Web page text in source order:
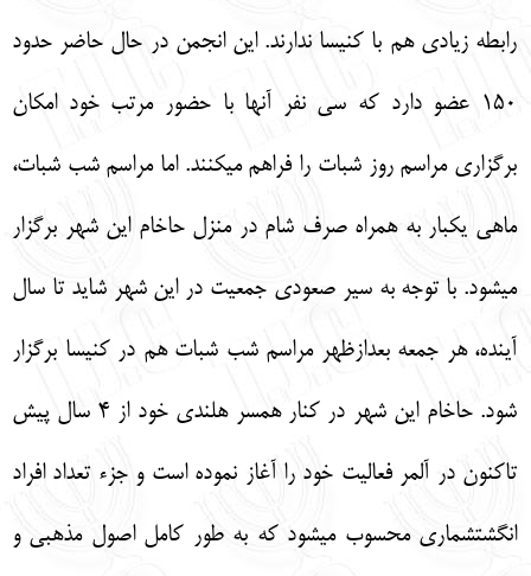
رابطه زيادي هم با كنيسا ندارند. اين انجمن در حال حاضر حدود
150 عضو دارد كه سي نفر آنها با حضور مرتب خود امكان
برگزاري مراسم روز شبات را فراهم مي‏كنند. اما مراسم شب شبات،
ماهي يك‏بار به همراه صرف شام در منزل حاخام اين شهر برگزار
مي‏شود. با توجه به سير صعودي جمعيت در اين شهر شايد تا سال
آينده، هر جمعه بعدازظهر مراسم شب شبات هم در كنيسا برگزار
شود. حاخام اين شهر در كنار همسر هلندي خود از 4 سال پيش
تاكنون در آلمر فعاليت خود را آغاز نموده است و جزء تعداد افراد
انگشت‏شماري محسوب مي‏شود كه به طور كامل اصول مذهبي و